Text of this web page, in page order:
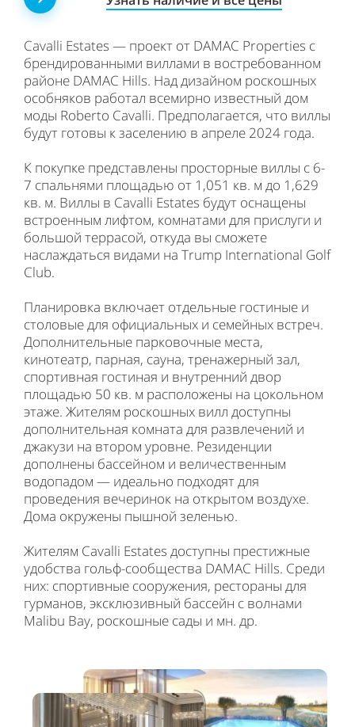
Cavalli Estates — проект от DAMAC Properties с
брендированными виллами в востребованном
районе DAMAC Hills. Над дизайном роскошных
особняков работал всемирно известный дом
моды Roberto Cavalli. Предполагается, что виллы
будут готовы к заселению в апреле 2024 года.
К покупке представлены просторные виллы с 6-
7 спальнями площадью от 1,051 кв. м до 1,629
кв. м. Виллы в Cavalli Estates будут оснащены
встроенным лифтом, комнатами для прислуги и
большой террасой, откуда вы сможете
наслаждаться видами на Trump International Golf
Club.
Планировка включает отдельные гостиные и
столовые для официальных и семейных встреч.
Дополнительные парковочные места,
кинотеатр, парная, сауна, тренажерный зал,
спортивная гостиная и внутренний двор
площадью 50 кв. м расположены на цокольном
этаже. Жителям роскошных вилл доступны
дополнительная комната для развлечений и
джакузи на втором уровне. Резиденции
дополнены бассейном и величественным
водопадом — идеально подходят для
проведения вечеринок на открытом воздухе.
Дома окружены пышной зеленью.
Жителям Cavalli Estates доступны престижные
удобства гольф-сообщества DAMAC Hills. Среди
них: спортивные сооружения, рестораны для
гурманов, эксклюзивный бассейн с волнами
Malibu Bay, роскошные сады и мн. др.